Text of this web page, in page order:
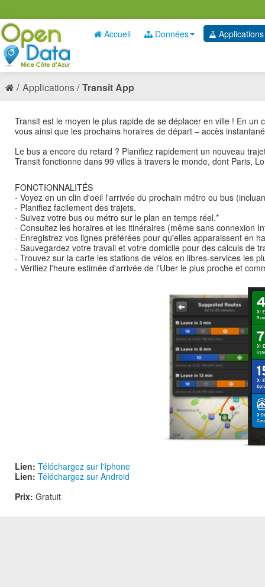
Accueil Données Applications
Applications Transit App
Transit est le moyen le plus rapide de se déplacer en ville ! En
vous ainsi que les prochains horaires de départ – accès
Le bus a encore du retard ? Planifiez rapidement un nouveau
Transit fonctionne dans 99 villes à travers le monde, dont Paris,
FONCTIONNALITÉS
- Voyez en un clin d'oeil l'arrivée du prochain métro ou bus
- Planifiez facilement des trajets.
- Suivez votre bus ou métro sur le plan en temps réel.*
- Consultez les horaires et les itinéraires (même sans connexion
- Enregistrez vos lignes préférées pour qu'elles apparaissent en
- Sauvegardez votre travail et votre domicile pour des calculs de
- Trouvez sur la carte les stations de vélos en libres-services les
- Vérifiez l'heure estimée d'arrivée de l'Uber le plus proche et
Lien: Téléchargez sur l'Iphone
Lien: Téléchargez sur Android
Prix: Gratuit